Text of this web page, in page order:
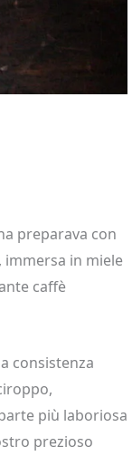
preparava con
immersa in miele
caffè
consistenza
più laboriosa
prezioso